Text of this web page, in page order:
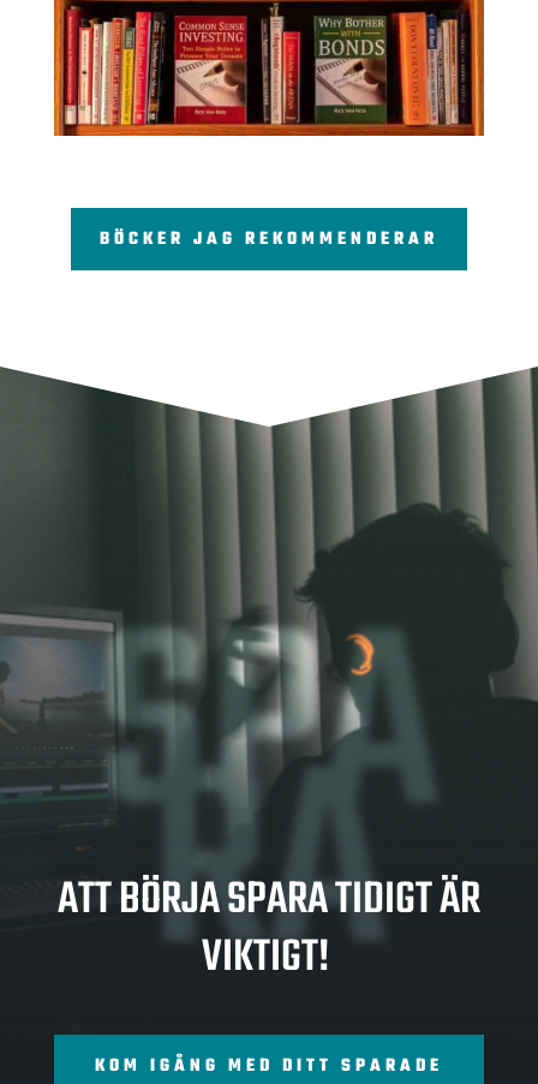
BÖCKER JAG REKOMMENDERAR
SPA
RA
ATT BÖRJA SPARA TIDIGT ÄR
VIKTIGT!
KOM IGÅNG MED DITT SPARADE